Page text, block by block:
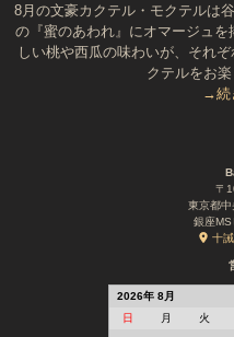
8月の文豪カクテル・モクテルは
の『蜜のあわれ』にオマージュ
しい桃や西瓜の味わいが、それ
クテルをお
→続
〒
東京都
銀座MS
十
2026年 8月
日
月 火